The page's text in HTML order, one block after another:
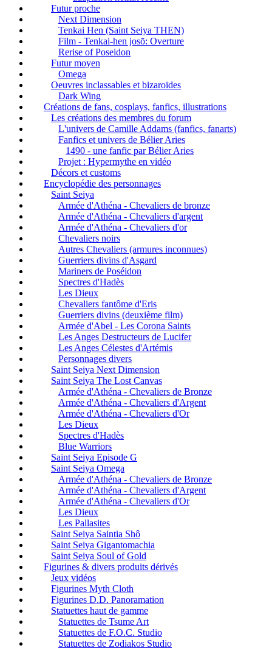
Futur proche
Next Dimension
Tenkai Hen (Saint Seiya THEN)
Film - Tenkai-hen josō: Overture
Rerise of Poseidon
Futur moyen
Omega
Oeuvres inclassables et bizaroïdes
Dark Wing
Créations de fans, cosplays, fanfics, illustrations
Les créations des membres du forum
L'univers de Camille Addams (fanfics, fanarts)
Fanfics et univers de Bélier Aries
1490 - une fanfic par Bélier Aries
Projet : Hypermythe en vidéo
Décors et customs
Encyclopédie des personnages
Saint Seiya
Armée d'Athéna - Chevaliers de bronze
Armée d'Athéna - Chevaliers d'argent
Armée d'Athéna - Chevaliers d'or
Chevaliers noirs
Autres Chevaliers (armures inconnues)
Guerriers divins d'Asgard
Mariners de Poséidon
Spectres d'Hadès
Les Dieux
Chevaliers fantôme d'Eris
Guerriers divins (deuxième film)
Armée d'Abel - Les Corona Saints
Les Anges Destructeurs de Lucifer
Les Anges Célestes d'Artémis
Personnages divers
Saint Seiya Next Dimension
Saint Seiya The Lost Canvas
Armée d'Athéna - Chevaliers de Bronze
Armée d'Athéna - Chevaliers d'Argent
Armée d'Athéna - Chevaliers d'Or
Les Dieux
Spectres d'Hadès
Blue Warriors
Saint Seiya Episode G
Saint Seiya Omega
Armée d'Athéna - Chevaliers de Bronze
Armée d'Athéna - Chevaliers d'Argent
Armée d'Athéna - Chevaliers d'Or
Les Dieux
Les Pallasites
Saint Seiya Saintia Shô
Saint Seiya Gigantomachia
Saint Seiya Soul of Gold
Figurines & divers produits dérivés
Jeux vidéos
Figurines Myth Cloth
Figurines D.D. Panoramation
Statuettes haut de gamme
Statuettes de Tsume Art
Statuettes de F.O.C. Studio
Statuettes de Zodiakos Studio